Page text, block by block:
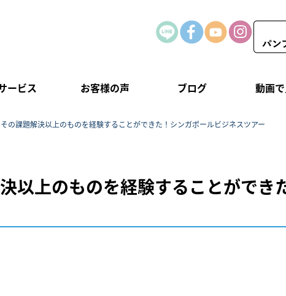
ービス お客様の声 ブログ 動画
の課題解決以上のものを経験することができた！シンガポールビジネスツアー
以上のものを経験することができ